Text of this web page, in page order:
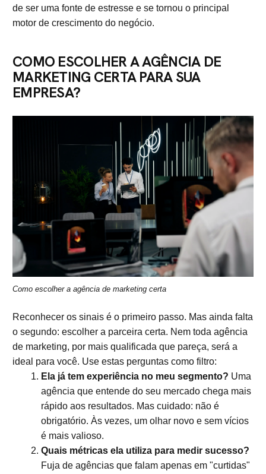
de ser uma fonte de estresse e se tornou o principal
motor de crescimento do negócio.
COMO ESCOLHER A AGÊNCIA DE
MARKETING CERTA PARA SUA
EMPRESA?
Como escolher a agência de marketing certa
Reconhecer os sinais é o primeiro passo. Mas ainda falta
o segundo: escolher a parceira certa. Nem toda agência
de marketing, por mais qualificada que pareça, será a
ideal para você. Use estas perguntas como filtro:
Ela já tem experiência no meu segmento? Uma
agência que entende do seu mercado chega mais
rápido aos resultados. Mas cuidado: não é
obrigatório. Às vezes, um olhar novo e sem vícios
é mais valioso.
Quais métricas ela utiliza para medir sucesso?
Fuja de agências que falam apenas em "curtidas"